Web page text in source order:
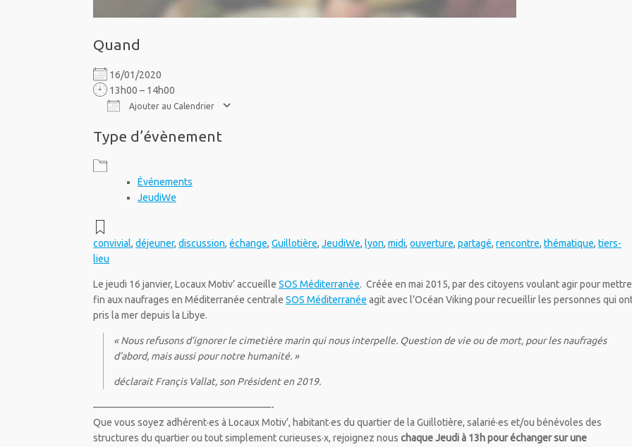
Quand
16/01/2020
13h00 – 14h00
Ajouter au Calendrier
Type d’évènement
Événements
JeudiWe
convivial, déjeuner, discussion, échange, Guillotière, JeudiWe, lyon, midi, ouverture, partagé, rencontre, thématique, tiers-
lieu
Le jeudi 16 janvier, Locaux Motiv’ accueille SOS Méditerranée. Créée en mai 2015, par des citoyens voulant agir pour mettre
fin aux naufrages en Méditerranée centrale SOS Méditerranée agit avec l’Océan Viking pour recueillir les personnes qui
pris la mer depuis la Libye.
« Nous refusons d’ignorer le cimetière marin qui nous interpelle. Question de vie ou de mort, pour les naufragés
d’abord, mais aussi pour notre humanité. »
déclarait Françis Vallat, son Président en 2019.
——————————————————-
Que vous soyez adhérent·es à Locaux Motiv’, habitant·es du quartier de la Guillotière, salarié·es et/ou bénévoles des
structures du quartier ou tout simplement curieuses·x, rejoignez nous chaque Jeudi à 13h pour échanger sur une